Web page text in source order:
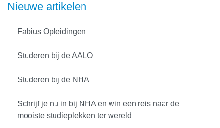
Nieuwe artikelen
Fabius Opleidingen
Studeren bij de AALO
Studeren bij de NHA
Schrijf je nu in bij NHA en win een reis naar de
mooiste studieplekken ter wereld